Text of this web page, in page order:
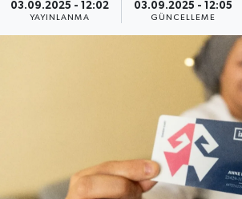
03.09.2025 - 12:02
YAYINLANMA
03.09.2025 - 12:05
GÜNCELLEME